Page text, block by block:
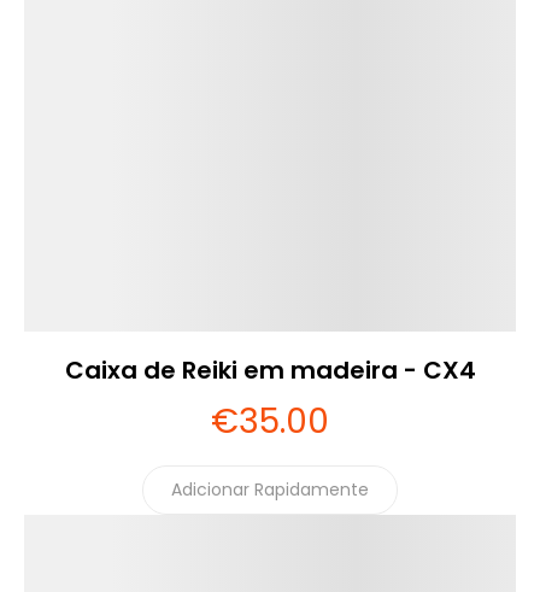
Caixa de Reiki em madeira - CX4
€35.00
Adicionar Rapidamente